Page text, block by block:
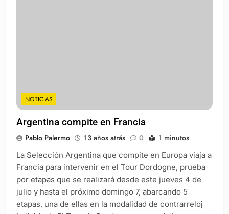
NOTICIAS
Argentina compite en Francia
Pablo Palermo 13 años atrás 0 1 minutos
La Selección Argentina que compite en Europa viaja a
Francia para intervenir en el Tour Dordogne, prueba
por etapas que se realizará desde este jueves 4 de
julio y hasta el próximo domingo 7, abarcando 5
etapas, una de ellas en la modalidad de contrarreloj